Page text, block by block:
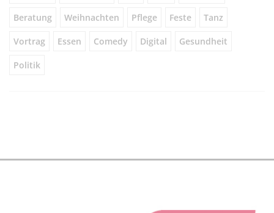
Beratung Weihnachten Pflege Feste Tanz
Vortrag Essen Comedy Digital Gesundheit
Politik